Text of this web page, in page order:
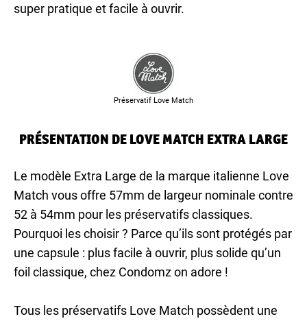
super pratique et facile à ouvrir.
Préservatif Love Match
PRÉSENTATION DE LOVE MATCH EXTRA LARGE
Le modèle Extra Large de la marque italienne Love
Match vous offre 57mm de largeur nominale contre
52 à 54mm pour les préservatifs classiques.
Pourquoi les choisir ? Parce qu’ils sont protégés par
une capsule : plus facile à ouvrir, plus solide qu’un
foil classique, chez Condomz on adore !
Tous les préservatifs Love Match possèdent une